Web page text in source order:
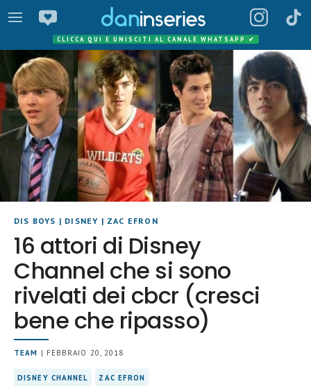
CLICCA QUI E UNISCITI AL CANALE WHATSAPP ✔
DIS BOYS | DISNEY | ZAC EFRON
16 attori di Disney
Channel che si sono
rivelati dei cbcr (cresci
bene che ripasso)
TEAM | FEBBRAIO 20, 2018
DISNEY CHANNEL ZAC EFRON